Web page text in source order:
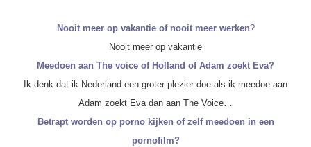
Nooit meer op vakantie of nooit meer werken?
Nooit meer op vakantie
Meedoen aan The voice of Holland of Adam zoekt Eva?
Ik denk dat ik Nederland een groter plezier doe als ik meedoe aan
Adam zoekt Eva dan aan The Voice…
Betrapt worden op porno kijken of zelf meedoen in een
pornofilm?